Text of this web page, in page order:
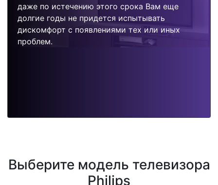
даже по истечению этого срока Вам еще
долгие годы не придется испытывать
дискомфорт с появлениями тех или иных
проблем.
Выберите модель телевизора
Philips